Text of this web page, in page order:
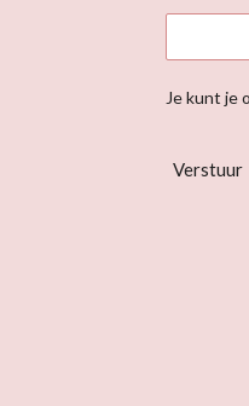
Je kunt je
Verstuur